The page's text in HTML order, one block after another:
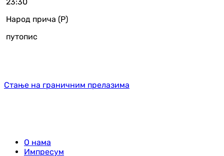
Народ прича (Р)
путопис
Стање на граничним прелазима
О нама
Импресум